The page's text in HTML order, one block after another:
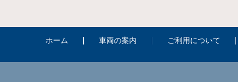
ホーム 車両の案内 ご利用について